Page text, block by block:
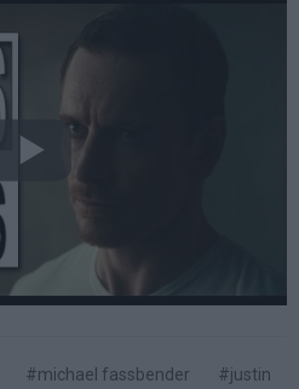
#michael fassbender
#justin